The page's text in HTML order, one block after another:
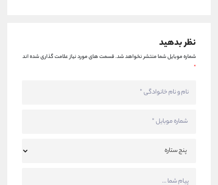
نظر بدهید
شماره موبایل شما منتشر نخواهد شد.قسمت های مورد نیاز علامت گذاری شده اند
*